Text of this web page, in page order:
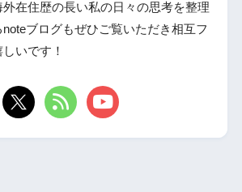
在住歴の長い私の日々の思考を整理
ブログもぜひご覧いただき相互フ
いです！